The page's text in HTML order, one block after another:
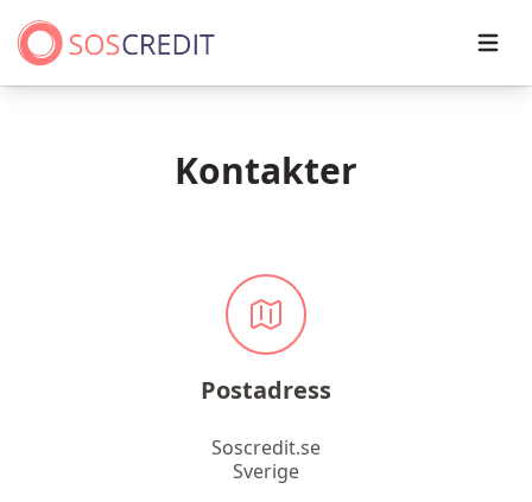
Kontakter
Postadress
Soscredit.se
Sverige